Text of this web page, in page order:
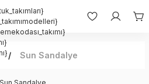
Sun Sandalye